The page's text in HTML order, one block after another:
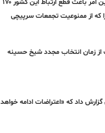
سرویس‌های اینترنت و پیام‌های متنی در بنگلادش از روز پنجشنبه ۱۸ ژوئیه/ ۲۸ تیر به حالت تعلیق درآمده است و این امر باعث قطع ارتباط این کشور ۱۷۰
که از ممنوعیت تجمعات سرپیچی
از زمان انتخاب مجدد شیخ حسینه
داد که «اعتراضات ادامه خواهد